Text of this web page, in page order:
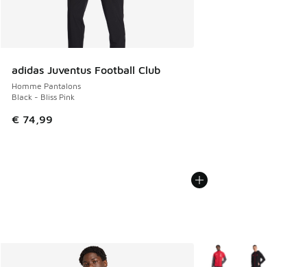
adidas Juventus Football Club
Homme Pantalons
Black - Bliss Pink
€ 74,99
Plus de couleurs